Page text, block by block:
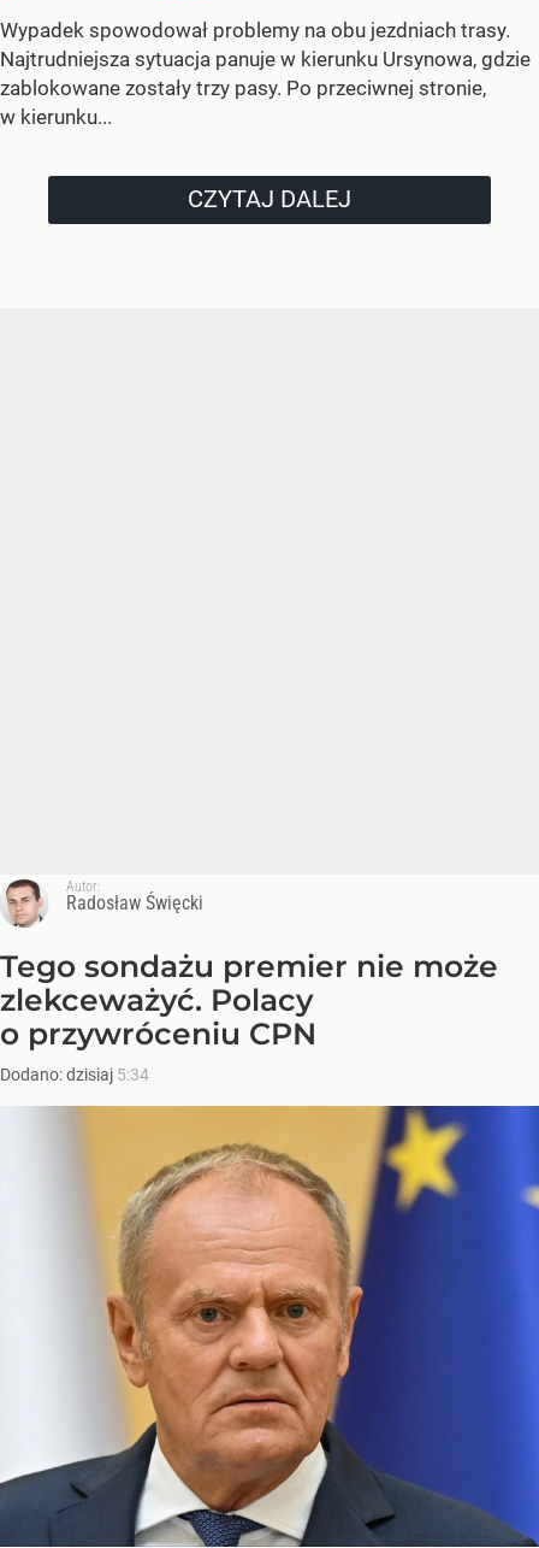
Wypadek spowodował problemy na obu jezdniach trasy.
Najtrudniejsza sytuacja panuje w kierunku Ursynowa, gdzie
zablokowane zostały trzy pasy. Po przeciwnej stronie,
w kierunku...
CZYTAJ DALEJ
Autor:
Radosław Święcki
Tego sondażu premier nie może
zlekceważyć. Polacy
o przywróceniu CPN
Dodano:dzisiaj 5:34